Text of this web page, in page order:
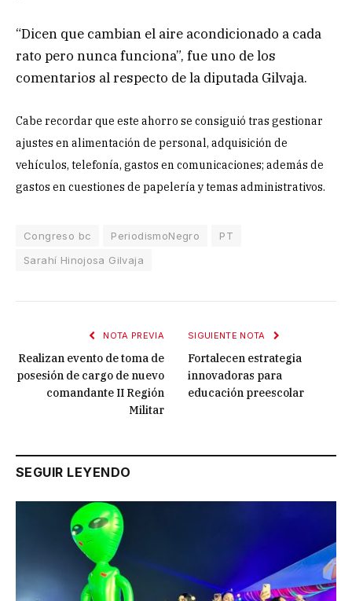
“Dicen que cambian el aire acondicionado a cada
rato pero nunca funciona”, fue uno de los
comentarios al respecto de la diputada Gilvaja.
Cabe recordar que este ahorro se consiguió tras gestionar
ajustes en alimentación de personal, adquisición de
vehículos, telefonía, gastos en comunicaciones; además de
gastos en cuestiones de papelería y temas administrativos.
Congreso bc PeriodismoNegro
PT
Sarahí Hinojosa Gilvaja
NOTA PREVIA
Realizan evento de toma de
posesión de cargo de nuevo
comandante II Región
Militar
SIGUIENTE NOTA
Fortalecen estrategia
innovadoras para
educación preescolar
SEGUIR LEYENDO